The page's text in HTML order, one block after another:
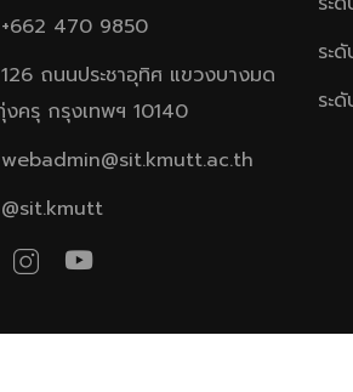
+662 470 9850
126 ถนนประชาอุทิศ แขวงบางมด
งครุ กรุงเทพฯ 10140
webadmin@sit.kmutt.ac.th
@sit.kmutt
ระ
ระ